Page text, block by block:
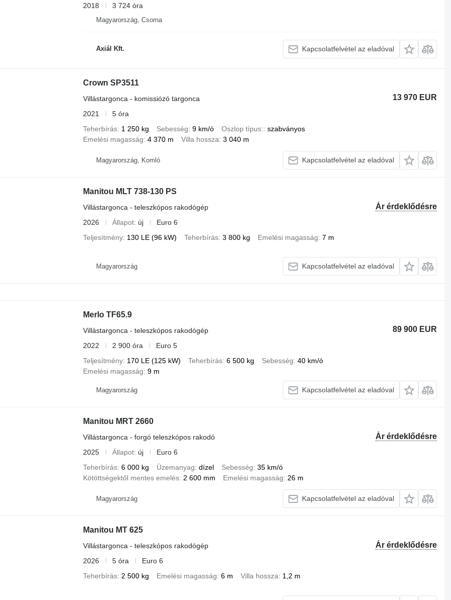
2018
3 724 óra
Magyarország, Csorna
Axiál Kft. Kapcsolatfelvétel az eladóval
Crown SP3511
13 970 EUR
Villástargonca - komissiózó targonca
2021
5 óra
Teherbírás 1 250 kg Sebesség 9 km/ó Oszlop típus: szabványos
Emelési magasság 4 370 m Villa hossza 3 040 m
Magyarország, Komló Kapcsolatfelvétel az eladóval
Manitou MLT 738-130 PS
Ár érdeklődésre
Villástargonca - teleszkópos rakodógép
2026
Állapot új
Euro 6
Teljesítmény 130 LE (96 kW) Teherbírás 3 800 kg Emelési magasság 7 m
Magyarország Kapcsolatfelvétel az eladóval
Merlo TF65.9
89 900 EUR
Villástargonca - teleszkópos rakodógép
2022
2 900 óra
Euro 5
Teljesítmény 170 LE (125 kW) Teherbírás 6 500 kg Sebesség 40 km/ó
Emelési magasság 9 m
Magyarország Kapcsolatfelvétel az eladóval
Manitou MRT 2660
Ár érdeklődésre
Villástargonca - forgó teleszkópos rakodó
2025
Állapot új
Euro 6
Teherbírás 6 000 kg Üzemanyag dízel Sebesség 35 km/ó
Kötöttségektől mentes emelés 2 600 mm Emelési magasság 26 m
Magyarország Kapcsolatfelvétel az eladóval
Manitou MT 625
Ár érdeklődésre
Villástargonca - teleszkópos rakodógép
2026
5 óra
Euro 6
Teherbírás 2 500 kg Emelési magasság 6 m Villa hossza 1,2 m